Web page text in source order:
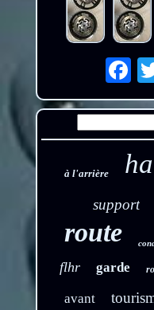
à l'arrière
support
route
flhr garde
avant